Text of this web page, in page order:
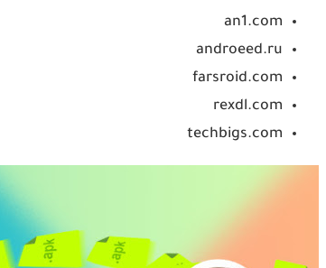
an1.com
androeed.ru
farsroid.com
rexdl.com
techbigs.com